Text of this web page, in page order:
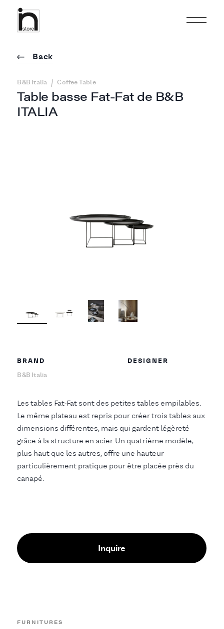
Table basse Fat-Fat de B&B
ITALIA
Back
B&B Italia / Coffee Table
BRAND
B&B Italia
DESIGNER
Les tables Fat-Fat sont des petites tables empilables.
Le même plateau est repris pour créer trois tables aux
dimensions différentes, mais qui gardent légèreté
grâce à la structure en acier. Un quatrième modèle,
plus haut que les autres, offre une hauteur
particulièrement pratique pour être placée près du
canapé.
Inquire
FURNITURES